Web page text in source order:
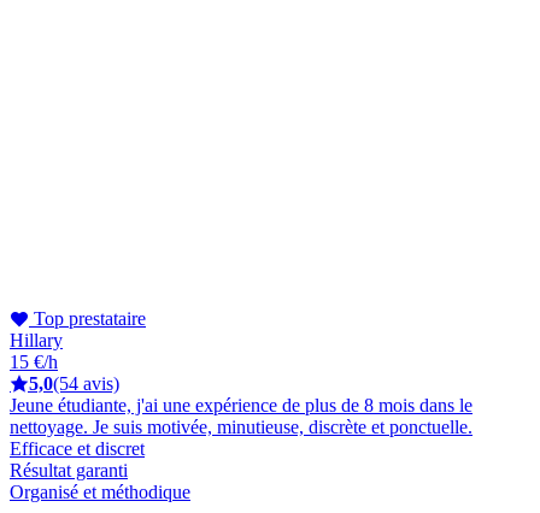
Top prestataire
Hillary
15 €/h
5,0(54 avis)
Jeune étudiante, j'ai une expérience de plus de 8 mois dans le
nettoyage. Je suis motivée, minutieuse, discrète et ponctuelle.
Efficace et discret
Résultat garanti
Organisé et méthodique